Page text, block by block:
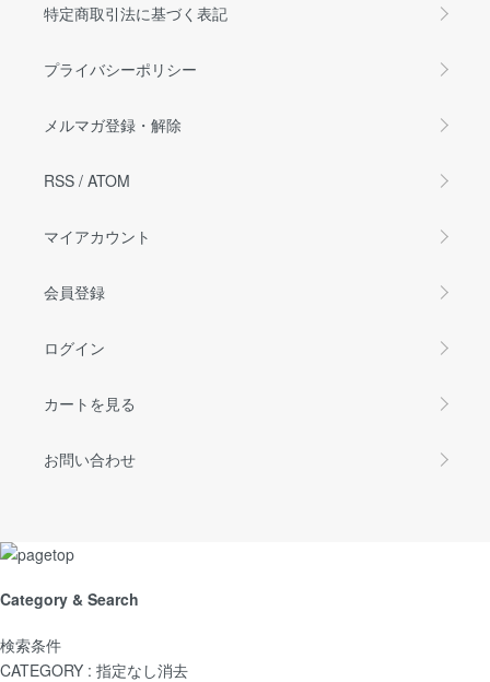
特定商取引法に基づく表記
プライバシーポリシー
メルマガ登録・解除
RSS / ATOM
マイアカウント
会員登録
ログイン
カートを見る
お問い合わせ
Category & Search
検索条件
CATEGORY : 指定なし消去